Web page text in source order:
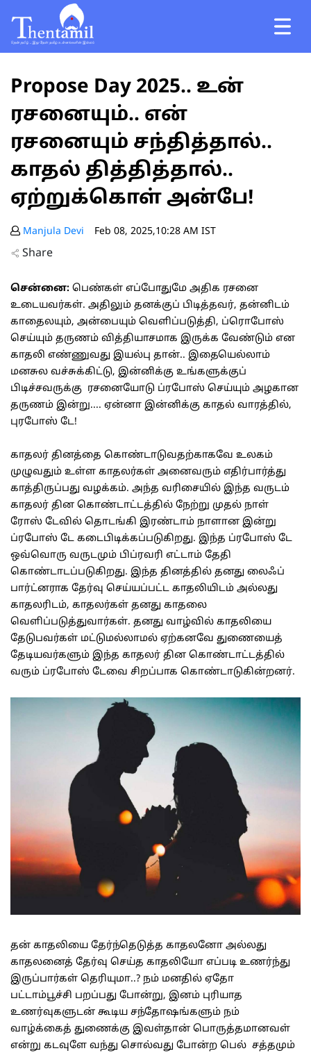
Propose Day 2025.. உன்
ரசனையும்.. என்
ரசனையும் சந்தித்தால்..
காதல் தித்தித்தால்..
ஏற்றுக்கொள் அன்பே!
Manjula Devi Feb 08, 2025,10:28 AM IST
Share
சென்னை: பெண்கள் எப்போதுமே அதிக ரசனை
உடையவர்கள். அதிலும் தனக்குப் பிடித்தவர், தன்னிடம்
காதைலயும், அன்பையும் வெளிப்படுத்தி, ப்ரொபோஸ்
செய்யும் தருணம் வித்தியாசமாக இருக்க வேண்டும் என
காதலி எண்ணுவது இயல்பு தான்.. இதையெல்லாம்
மனசுல வச்சுக்கிட்டு, இன்னிக்கு உங்களுக்குப்
பிடிச்சவருக்கு ரசனையோடு ப்ரபோஸ் செய்யும் அழகான
தருணம் இன்று.... ஏன்னா இன்னிக்கு காதல் வாரத்தில்,
புரபோஸ் டே!
காதலர் தினத்தை கொண்டாடுவதற்காகவே உலகம்
முழுவதும் உள்ள காதலர்கள் அனைவரும் எதிர்பார்த்து
காத்திருப்பது வழக்கம். அந்த வரிசையில் இந்த வருடம்
காதலர் தின கொண்டாட்டத்தில் நேற்று முதல் நாள்
ரோஸ் டேவில் தொடங்கி இரண்டாம் நாளான இன்று
ப்ரபோஸ் டே கடைபிடிக்கப்படுகிறது. இந்த ப்ரபோஸ் டே
ஒவ்வொரு வருடமும் பிப்ரவரி எட்டாம் தேதி
கொண்டாடப்படுகிறது. இந்த தினத்தில் தனது லைஃப்
பார்ட்னராக தேர்வு செய்யப்பட்ட காதலியிடம் அல்லது
காதலரிடம், காதலர்கள் தனது காதலை
வெளிப்படுத்துவார்கள். தனது வாழ்வில் காதலியை
தேடுபவர்கள் மட்டுமல்லாமல் ஏற்கனவே துணையைத்
தேடியவர்களும் இந்த காதலர் தின கொண்டாட்டத்தில்
வரும் ப்ரபோஸ் டேவை சிறப்பாக கொண்டாடுகின்றனர்.
தன் காதலியை தேர்ந்தெடுத்த காதலனோ அல்லது
காதலனைத் தேர்வு செய்த காதலியோ எப்படி உணர்ந்து
இருப்பார்கள் தெரியுமா..? நம் மனதில் ஏதோ
பட்டாம்பூச்சி பறப்பது போன்று, இனம் புரியாத
உணர்வுகளுடன் கூடிய சந்தோஷங்களும் நம்
வாழ்க்கைத் துணைக்கு இவள்தான் பொருத்தமானவள்
என்று கடவுளே வந்து சொல்வது போன்ற பெல் சத்தமும்